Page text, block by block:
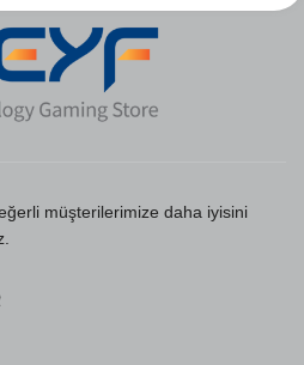
müşterilerimize daha iyisini